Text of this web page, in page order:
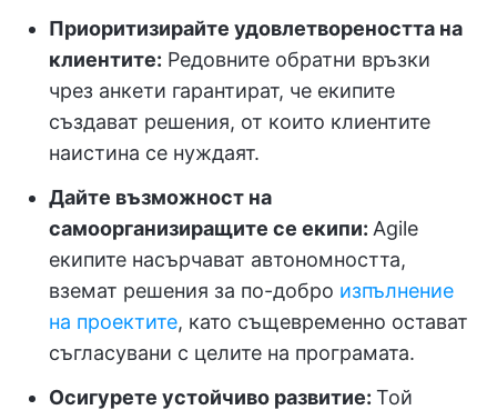
Приоритизирайте удовлетвореността на
клиентите: Редовните обратни връзки
чрез анкети гарантират, че екипите
създават решения, от които клиентите
наистина се нуждаят.
Дайте възможност на
самоорганизиращите се екипи: Agile
екипите насърчават автономността,
вземат решения за по-добро изпълнение
на проектите, като същевременно остават
съгласувани с целите на програмата.
Осигурете устойчиво развитие: Той